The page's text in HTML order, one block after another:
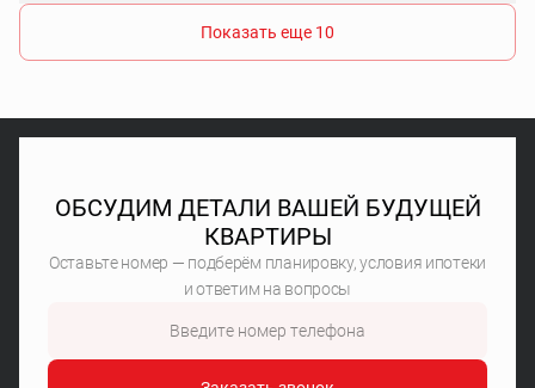
Показать еще 10
ОБСУДИМ ДЕТАЛИ ВАШЕЙ БУДУЩЕЙ
КВАРТИРЫ
Оставьте номер — подберём планировку, условия ипотеки
и ответим на вопросы